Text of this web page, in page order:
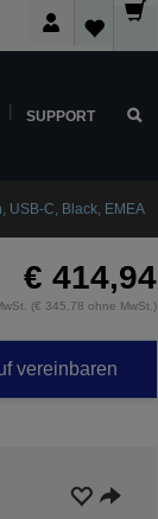
SUPPORT
USB-C, Black, EMEA
€ 414,94
(€ 345,78 ohne MwSt.)
vereinbaren